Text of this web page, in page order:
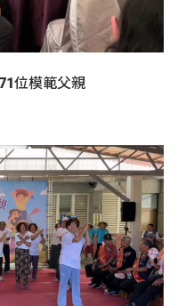
位模範父親